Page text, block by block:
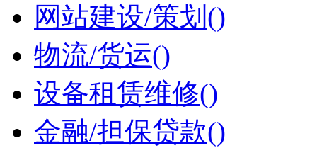
网站建设/策划()
物流/货运()
设备租赁维修()
金融/担保贷款()